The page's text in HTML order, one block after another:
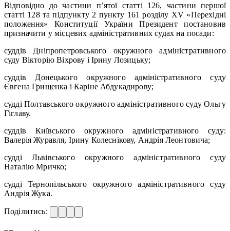
Відповідно до частини п’ятої статті 126, частини першої
статті 128 та підпункту 2 пункту 161 розділу XV «Перехідні
положення» Конституції України Президент постановив
призначити у місцевих адміністративних судах на посади:
суддів Дніпропетровського окружного адміністративного
суду Вікторію Віхрову і Ірину Лозицьку;
суддів Донецького окружного адміністративного суду
Євгена Грищенка і Каріне Абдукадирову;
судді Полтавського окружного адміністративного суду Ольгу
Гіглаву.
суддів Київського окружного адміністративного суду:
Валерія Журавля, Ірину Колеснікову, Андрія Леонтовича;
судді Львівського окружного адміністративного суду
Наталію Мричко;
судді Тернопільського окружного адміністративного суду
Андрія Жука.
Поділитись: